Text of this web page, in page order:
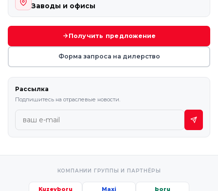
Заводы и офисы
Получить предложение
Форма запроса на дилерство
Рассылка
Подпишитесь на отраслевые новости.
КОМПАНИИ ГРУППЫ И ПАРТНЁРЫ
Kuzeyboru Maxi boru